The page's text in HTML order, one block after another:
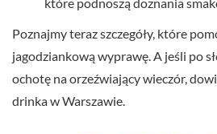
Poznajmy teraz szczegóły, które
jagodziankową wyprawę. A jeśli po
ochotę na orzeźwiający wieczór,
drinka w Warszawie.